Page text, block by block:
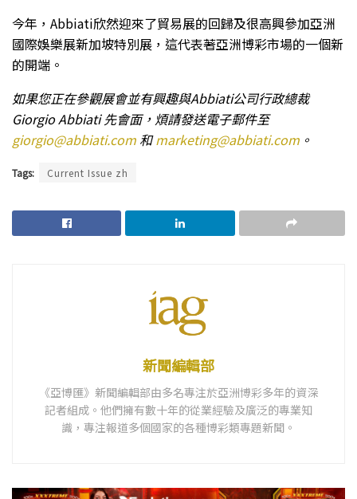
今年，Abbiati欣然迎來了貿易展的回歸及很高興參加亞洲
國際娛樂展新加坡特別展，這代表著亞洲博彩市場的一個新
的開端。
如果您正在參觀展會並有興趣與Abbiati公司行政總裁
Giorgio Abbiati 先會面，煩請發送電子郵件至
giorgio@abbiati.com 和marketing@abbiati.com 。
Tags: Current Issue zh
新聞編輯部
《亞博匯》新聞編輯部由多名專注於亞洲博彩多年的資深
記者組成。他們擁有數十年的從業經驗及廣泛的專業知
識，專注報道多個國家的各種博彩類專題新聞。